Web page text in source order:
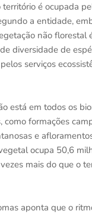
é ocupada
a entidade,
não florestal
diversidade de
serviços
está em todos os
formações
e
ocupa 50,6
mais do que o
aponta que o